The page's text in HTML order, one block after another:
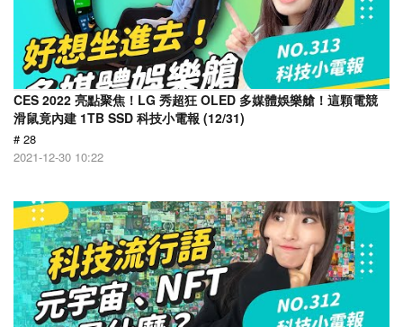
CES 2022 亮點聚焦！LG 秀超狂 OLED 多媒體娛樂艙！這顆電競
滑鼠竟內建 1TB SSD 科技小電報 (12/31)
# 28
2021-12-30 10:22